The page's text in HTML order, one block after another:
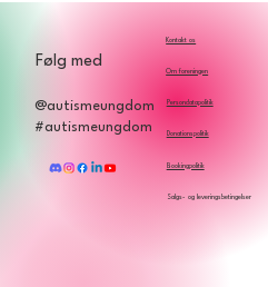
Følg med
@autismeungdom
#autismeungdom
Kontakt os
Om foreningen
Persondatapolitik
Donationspolitik
Bookingpolitik
Salgs- og leveringsbetingelser